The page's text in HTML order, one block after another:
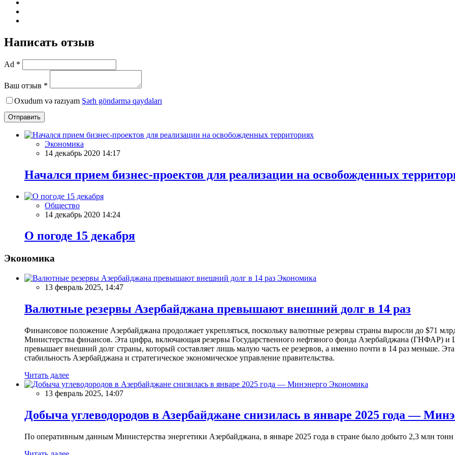
Написать отзыв
Ad *
Ваш отзыв *
Oxudum və razıyam Şərh göndərmə qaydaları
Отправить
Экономика
14 декабрь 2020 14:17
Начался прием бизнес-проектов для реализации на освобожденных
Общество
14 декабрь 2020 14:24
О погоде 15 декабря
Экономика
Экономика
13 февраль 2025, 14:47
Валютные резервы Азербайджана превышают внешний долг в 14 раз
Финансовое положение Азербайджана продолжает укрепляться, поскольку валютные резервы страны выросли до $71
Министерства финансов. Эта цифра, включающая резервы Государственного нефтяного фонда Азербайджана (ГНФАР) и
превышает внешний долг страны, который составляет лишь малую часть ее резервов, а именно почти в 14 раз меньше.
стабильность Азербайджана и стратегическое экономическое управление правительства.
Читать далее
Экономика
13 февраль 2025, 14:07
Добыча углеводородов в Азербайджане снизилась в январе 2025 года —
По оперативным данным Министерства энергетики Азербайджана, в январе 2025 года в стране было добыто 2,3 млн